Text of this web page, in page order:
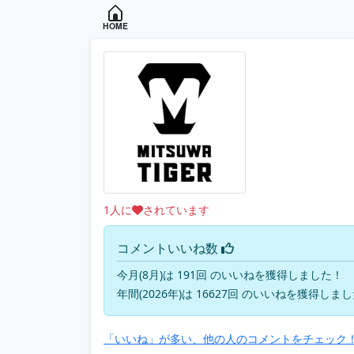
HOME
1 人に されています
コメントいいね数
今月(8月)は 191回 のいいねを獲得しました！
年間(2026年)は 16627回 のいいねを獲得しまし
「いいね」が多い、他の人のコメントをチェック！